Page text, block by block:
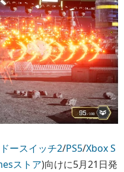
ースイッチ2/PS5/Xbox S
ストア)向けに5月21日発